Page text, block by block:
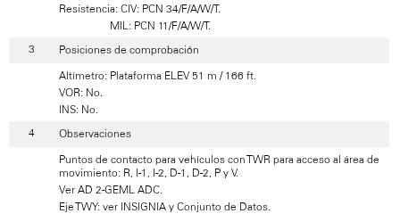
Resistencia: CIV: PCN 34/F/A/W/T.
MIL: PCN 11/F/A/W/T.
Posiciones de comprobación
Altímetro: Plataforma ELEV 51 m / 166 ft.
VOR: No.
INS: No.
Observaciones
Puntos de contacto para vehículos con TWR para acceso al área de
movimiento: R, I-1, I-2, D-1, D-2, P y V.
Ver AD 2-GEML ADC.
Eje TWY: ver INSIGNIA y Conjunto de Datos.